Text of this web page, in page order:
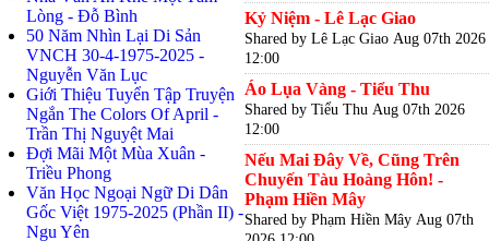
Lòng - Đỗ Bình
50 Năm Nhìn Lại Di Sản
VNCH 30-4-1975-2025 -
Nguyễn Văn Lục
Giới Thiệu Tuyển Tập Truyện
Ngắn The Colors Of April -
Trần Thị Nguyệt Mai
Đợi Mãi Một Mùa Xuân -
Triều Phong
Văn Học Ngoại Ngữ Di Dân
Gốc Việt 1975-2025 (Phần II) -
Ngu Yên
Kỷ Niệm - Lê Lạc Giao
Shared by Lê Lạc Giao Aug 07th 2026
12:00
Áo Lụa Vàng - Tiểu Thu
Shared by Tiểu Thu Aug 07th 2026
12:00
Nếu Mai Đây Về, Cũng Trên
Chuyến Tàu Hoàng Hôn! -
Phạm Hiền Mây
Shared by Phạm Hiền Mây Aug 07th